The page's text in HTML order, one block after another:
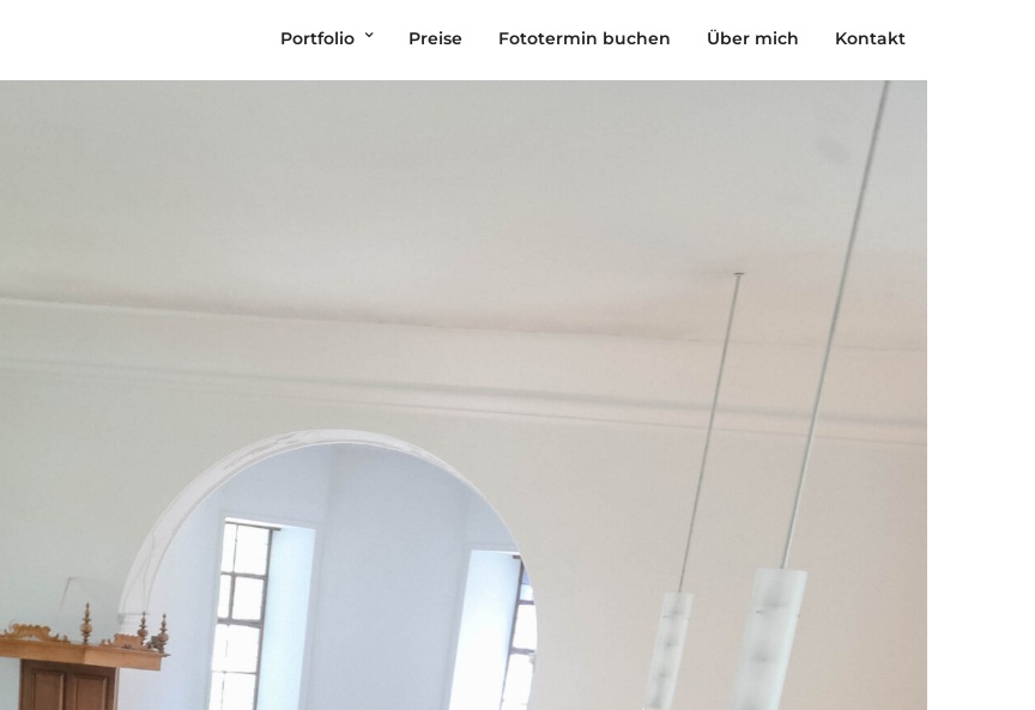
Portfolio Preise Fototermin buchen Über mich Kontakt